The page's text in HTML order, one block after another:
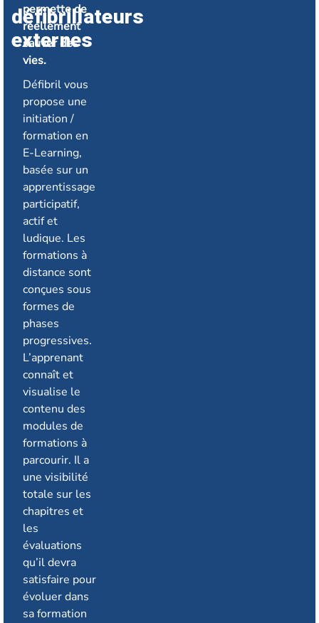
défibrillateurs
externes
permette de
réellement
sauver des
vies.
Défibril vous
propose une
initiation /
formation en
E-Learning,
basée sur un
apprentissage
participatif,
actif et
ludique. Les
formations à
distance sont
conçues sous
formes de
phases
progressives.
L’apprenant
connaît et
visualise le
contenu des
modules de
formations à
parcourir. Il a
une visibilité
totale sur les
chapitres et
les
évaluations
qu’il devra
satisfaire pour
évoluer dans
sa formation